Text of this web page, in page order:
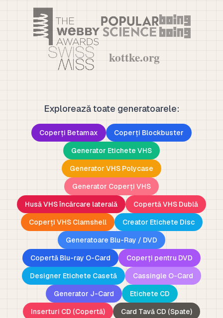
Explorează toate generatoarele:
Coperți Betamax
Coperți Blockbuster
Generator Etichete VHS
Generator VHS Polycase
Generator Coperți VHS
Husă VHS încărcare laterală
Copertă VHS Dublă
Coperți VHS Clamshell
Creator Etichete Disc
Generatoare Blu-Ray / DVD
Copertă Blu-ray O-Card
Coperți pentru DVD
Designer Etichete Casetă
Cassingle O-Card
Generator J-Card
Etichete CD
Inserturi CD (Copertă)
Card Tavă CD (Spate)